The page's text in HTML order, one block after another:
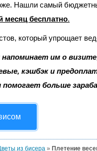
Нашли самый
месяц бесплатно.
который упрощает
им о
кэшбэк и
помогает больше
из бисера » Плетение